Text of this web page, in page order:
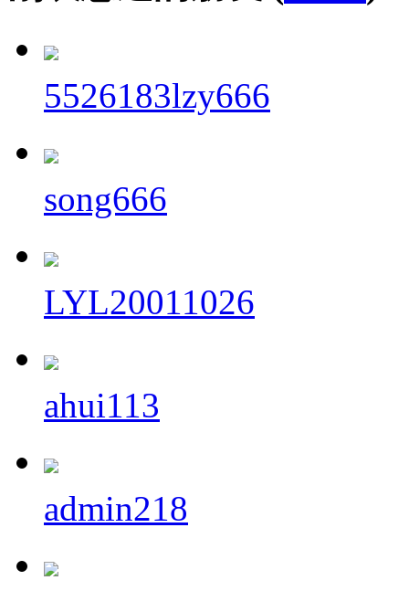
5526183lzy666
song666
LYL20011026
ahui113
admin218